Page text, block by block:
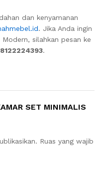
dan kenyamanan
. Jika Anda ingin
silahkan pesan ke
.
SET MINIMALIS
Ruas yang wajib